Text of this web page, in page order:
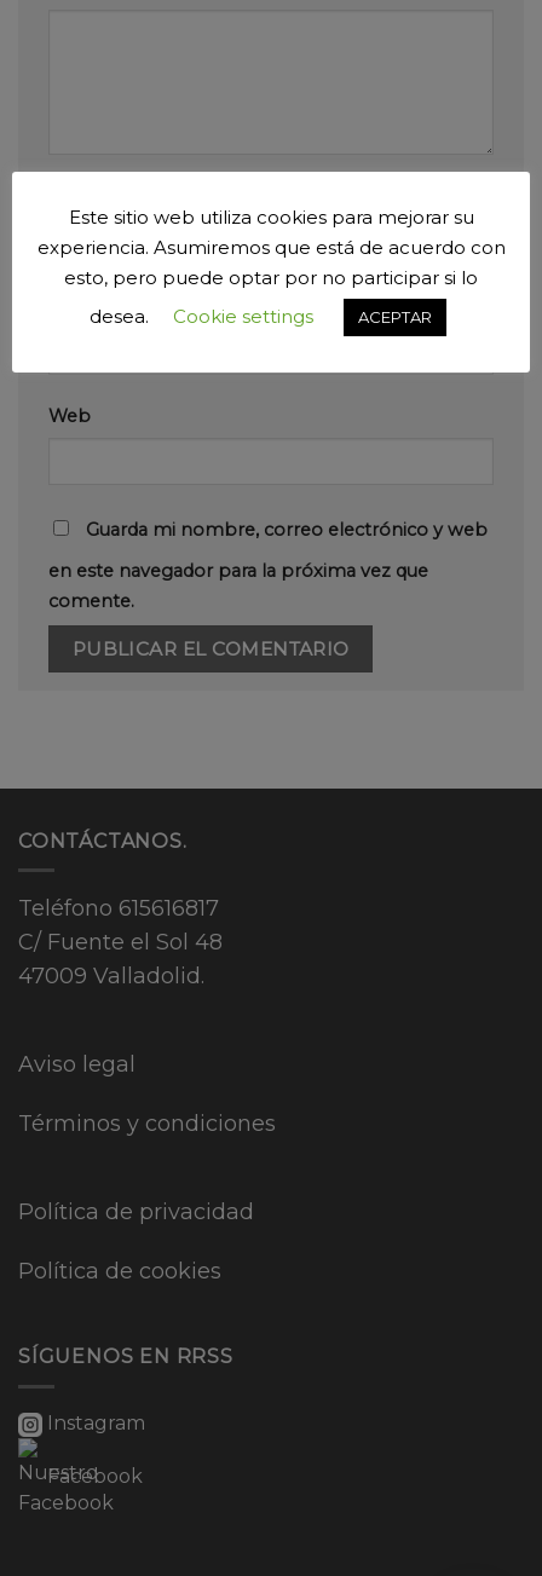
Correo electrónico *
Web
Guarda mi nombre, correo electrónico y web
en este navegador para la próxima vez que
comente.
CONTÁCTANOS.
Teléfono 615616817
C/ Fuente el Sol 48
47009 Valladolid.
Aviso legal
Términos y condiciones
Política de privacidad
Política de cookies
SÍGUENOS EN RRSS
Instagram
Facebook
Este sitio web utiliza cookies para mejorar su
experiencia. Asumiremos que está de acuerdo con
esto, pero puede optar por no participar si lo
desea.
Cookie settings ACEPTAR